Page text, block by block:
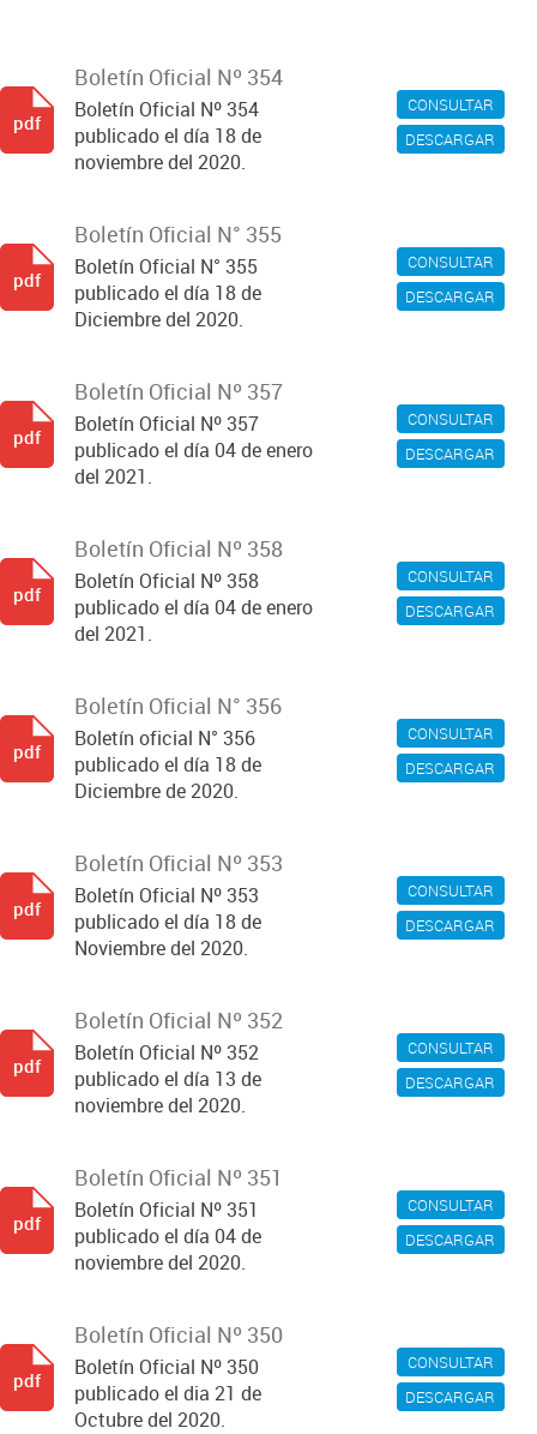
CONSULTAR
DESCARGAR
Boletín Oficial Nº 354
Boletín Oficial Nº 354
publicado el día 18 de
noviembre del 2020.
pdf
CONSULTAR
DESCARGAR
Boletín Oficial N° 355
Boletín Oficial N° 355
publicado el día 18 de
Diciembre del 2020.
pdf
CONSULTAR
DESCARGAR
Boletín Oficial Nº 357
Boletín Oficial Nº 357
publicado el día 04 de enero
del 2021.
pdf
CONSULTAR
DESCARGAR
Boletín Oficial Nº 358
Boletín Oficial Nº 358
publicado el día 04 de enero
del 2021.
pdf
CONSULTAR
DESCARGAR
Boletín Oficial N° 356
Boletín oficial N° 356
publicado el día 18 de
Diciembre de 2020.
pdf
CONSULTAR
DESCARGAR
Boletín Oficial Nº 353
Boletín Oficial Nº 353
publicado el día 18 de
Noviembre del 2020.
pdf
CONSULTAR
DESCARGAR
Boletín Oficial Nº 352
Boletín Oficial Nº 352
publicado el día 13 de
noviembre del 2020.
pdf
CONSULTAR
DESCARGAR
Boletín Oficial Nº 351
Boletín Oficial Nº 351
publicado el día 04 de
noviembre del 2020.
pdf
CONSULTAR
DESCARGAR
Boletín Oficial Nº 350
Boletín Oficial Nº 350
publicado el dia 21 de
Octubre del 2020.
pdf